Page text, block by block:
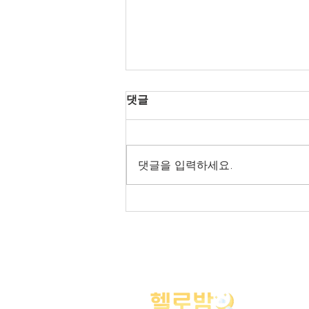
헬로밤 전국 오피가이드
댓글
댓글을 입력하세요.